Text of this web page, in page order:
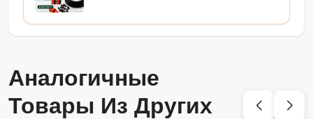
Аналогичные
Товары Из Других